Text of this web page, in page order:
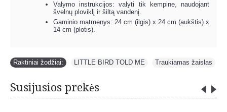
Valymo instrukcijos: valyti tik kempine, naudojant
švelnų ploviklį ir šiltą vandenį.
Gaminio matmenys: 24 cm (ilgis) x 24 cm (aukštis) x
14 cm (plotis).
Raktiniai žodžiai: LITTLE BIRD TOLD ME Traukiamas žaislas
Susijusios prekės